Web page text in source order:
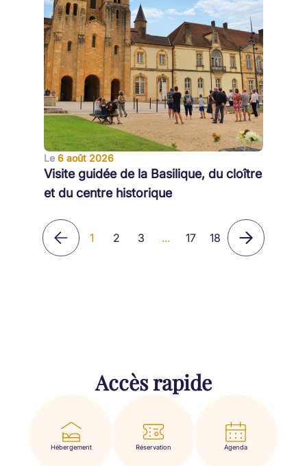
Le 6 août 2026
Visite guidée de la Basilique, du cloître
et du centre historique
1 2 3 ... 17 18
Accès rapide
Hébergement Réservation Agenda